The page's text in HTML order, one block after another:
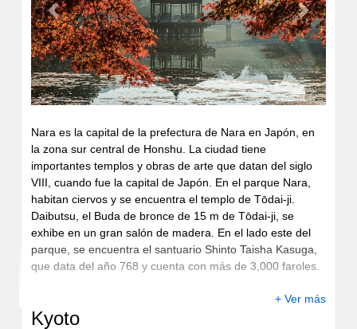
sostenida por cables, sino que, sin duda, es sinónimo de
una de las regiones más vanguardistas del mundo con el
nacimiento y la creación incesante de nuevos lugares
famosos.
Previous Next
Nara es la capital de la prefectura de Nara en Japón, en
la zona sur central de Honshu. La ciudad tiene
importantes templos y obras de arte que datan del siglo
VIII, cuando fue la capital de Japón. En el parque Nara,
habitan ciervos y se encuentra el templo de Tōdai-ji.
Daibutsu, el Buda de bronce de 15 m de Tōdai-ji, se
exhibe en un gran salón de madera. En el lado este del
parque, se encuentra el santuario Shinto Taisha Kasuga,
que data del año 768 y cuenta con más de 3,000 faroles.
+ Ver más
Kyoto